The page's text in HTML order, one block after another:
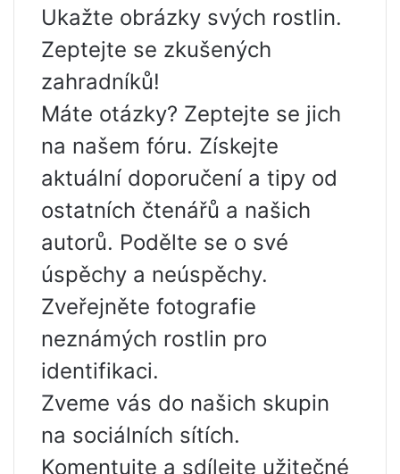
Ukažte obrázky svých rostlin.
Zeptejte se zkušených
zahradníků!
Máte otázky? Zeptejte se jich
na našem fóru. Získejte
aktuální doporučení a tipy od
ostatních čtenářů a našich
autorů. Podělte se o své
úspěchy a neúspěchy.
Zveřejněte fotografie
neznámých rostlin pro
identifikaci.
Zveme vás do našich skupin
na sociálních sítích.
Komentujte a sdílejte užitečné